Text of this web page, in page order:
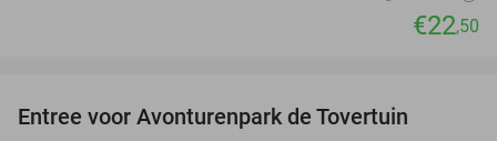
€22,50
Entree voor Avonturenpark de Tovertuin